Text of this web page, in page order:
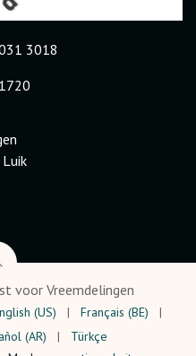
3018
voor Vreemdelingen
(US) | Français (BE)
|
(AR) |
Türkçe